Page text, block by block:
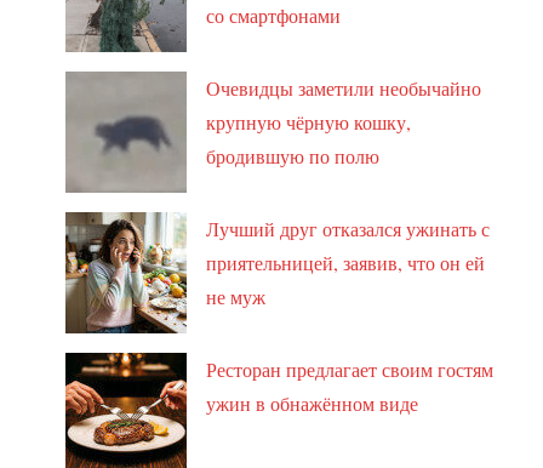
со смартфонами
Очевидцы заметили необычайно
крупную чёрную кошку,
бродившую по полю
Лучший друг отказался ужинать с
приятельницей, заявив, что он ей
не муж
Ресторан предлагает своим гостям
ужин в обнажённом виде